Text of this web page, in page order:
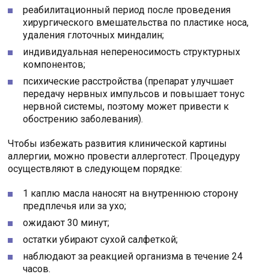
реабилитационный период после проведения
хирургического вмешательства по пластике носа,
удаления глоточных миндалин;
индивидуальная непереносимость структурных
компонентов;
психические расстройства (препарат улучшает
передачу нервных импульсов и повышает тонус
нервной системы, поэтому может привести к
обострению заболевания).
Чтобы избежать развития клинической картины
аллергии, можно провести аллерготест. Процедуру
осуществляют в следующем порядке:
1 каплю масла наносят на внутреннюю сторону
предплечья или за ухо;
ожидают 30 минут;
остатки убирают сухой салфеткой;
наблюдают за реакцией организма в течение 24
часов.